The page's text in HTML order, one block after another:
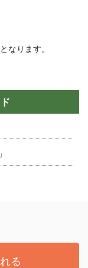
なります。
る